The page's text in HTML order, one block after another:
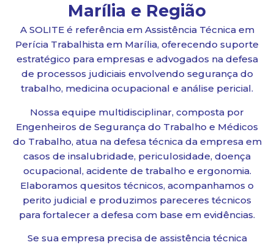
Marília e Região
A SOLITE é referência em Assistência Técnica em
Perícia Trabalhista em Marília, oferecendo suporte
estratégico para empresas e advogados na defesa
de processos judiciais envolvendo segurança do
trabalho, medicina ocupacional e análise pericial.
Nossa equipe multidisciplinar, composta por
Engenheiros de Segurança do Trabalho e Médicos
do Trabalho, atua na defesa técnica da empresa em
casos de insalubridade, periculosidade, doença
ocupacional, acidente de trabalho e ergonomia.
Elaboramos quesitos técnicos, acompanhamos o
perito judicial e produzimos pareceres técnicos
para fortalecer a defesa com base em evidências.
Se sua empresa precisa de assistência técnica